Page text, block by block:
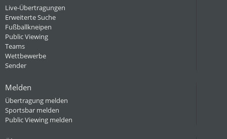
Live-Übertragungen
Erweiterte Suche
Fußballkneipen
Public Viewing
Teams
Wettbewerbe
Sender
Melden
Übertragung melden
Sportsbar melden
Public Viewing melden